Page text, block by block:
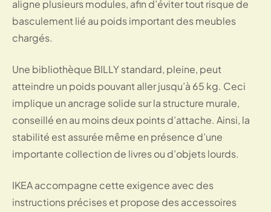
aligne plusieurs modules, afin d’éviter tout risque de
basculement lié au poids important des meubles
chargés.
Une bibliothèque BILLY standard, pleine, peut
atteindre un poids pouvant aller jusqu’à 65 kg. Ceci
implique un ancrage solide sur la structure murale,
conseillé en au moins deux points d’attache. Ainsi, la
stabilité est assurée même en présence d’une
importante collection de livres ou d’objets lourds.
IKEA accompagne cette exigence avec des
instructions précises et propose des accessoires